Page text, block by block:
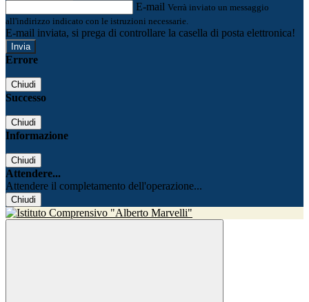
E-mail Verrà inviato un messaggio
all'indirizzo indicato con le istruzioni necessarie.
E-mail inviata, si prega di controllare la casella di posta elettronica!
Errore
Chiudi
Successo
Chiudi
Informazione
Chiudi
Attendere...
Attendere il completamento dell'operazione...
Chiudi